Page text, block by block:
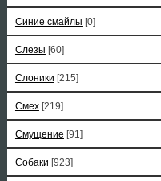
Синие смайлы [0]
Слезы [60]
Слоники [215]
Смех [219]
Смущение [91]
Собаки [923]